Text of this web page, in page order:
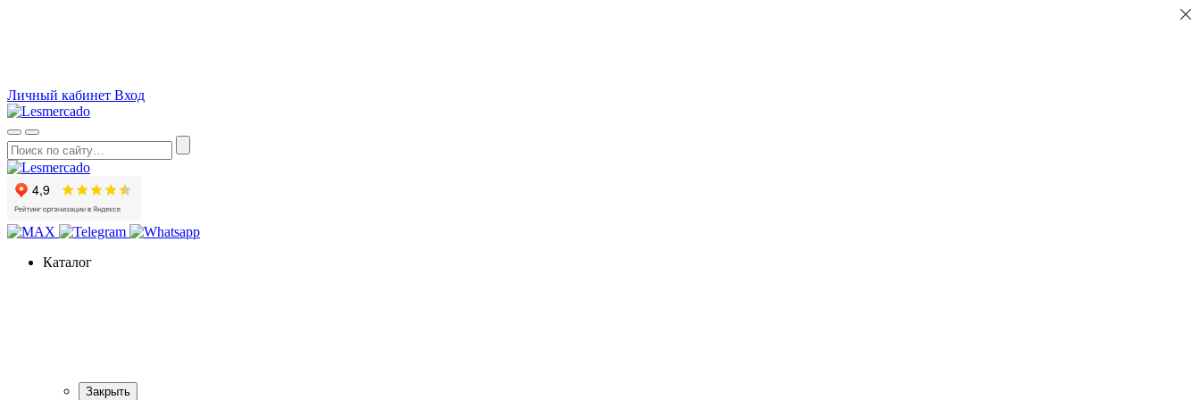
Личный кабинет Вход
Каталог
Закрыть